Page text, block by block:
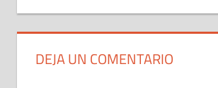
DEJA UN COMENTARIO